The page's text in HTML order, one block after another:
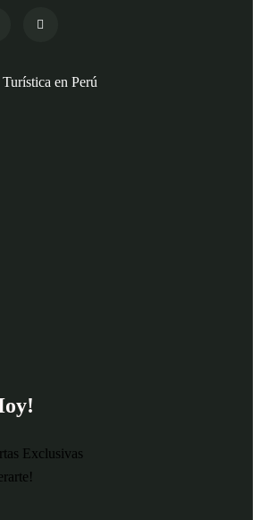
en Perú
Exclusivas